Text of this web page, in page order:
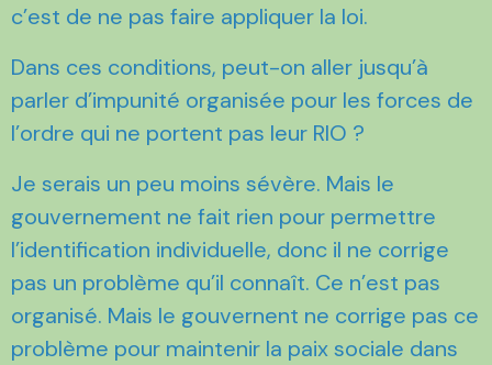
c’est de ne pas faire appliquer la loi.
Dans ces conditions, peut-on aller jusqu’à
parler d’impunité organisée pour les forces de
l’ordre qui ne portent pas leur RIO ?
Je serais un peu moins sévère. Mais le
gouvernement ne fait rien pour permettre
l’identification individuelle, donc il ne corrige
pas un problème qu’il connaît. Ce n’est pas
organisé. Mais le gouvernent ne corrige pas ce
problème pour maintenir la paix sociale dans